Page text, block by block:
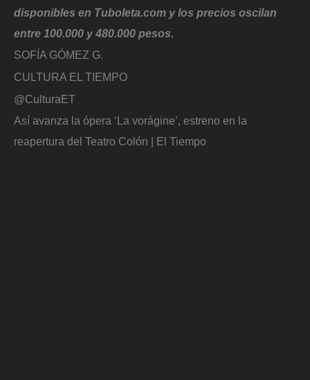
disponibles en Tuboleta.com y los precios oscilan
entre 100.000 y 480.000 pesos.
SOFÍA GÓMEZ G.
CULTURA EL TIEMPO
@CulturaET
Así avanza la ópera ‘La vorágine’, estreno en la
reapertura del Teatro Colón | El Tiempo